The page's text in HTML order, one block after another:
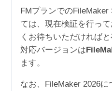
規
3
年
（ア
カ
ミ
FMプランでの
ては、現在検証を行っ
くお待ちいただければ
対応バージョンは
ます。
なお、FileMaker 2026